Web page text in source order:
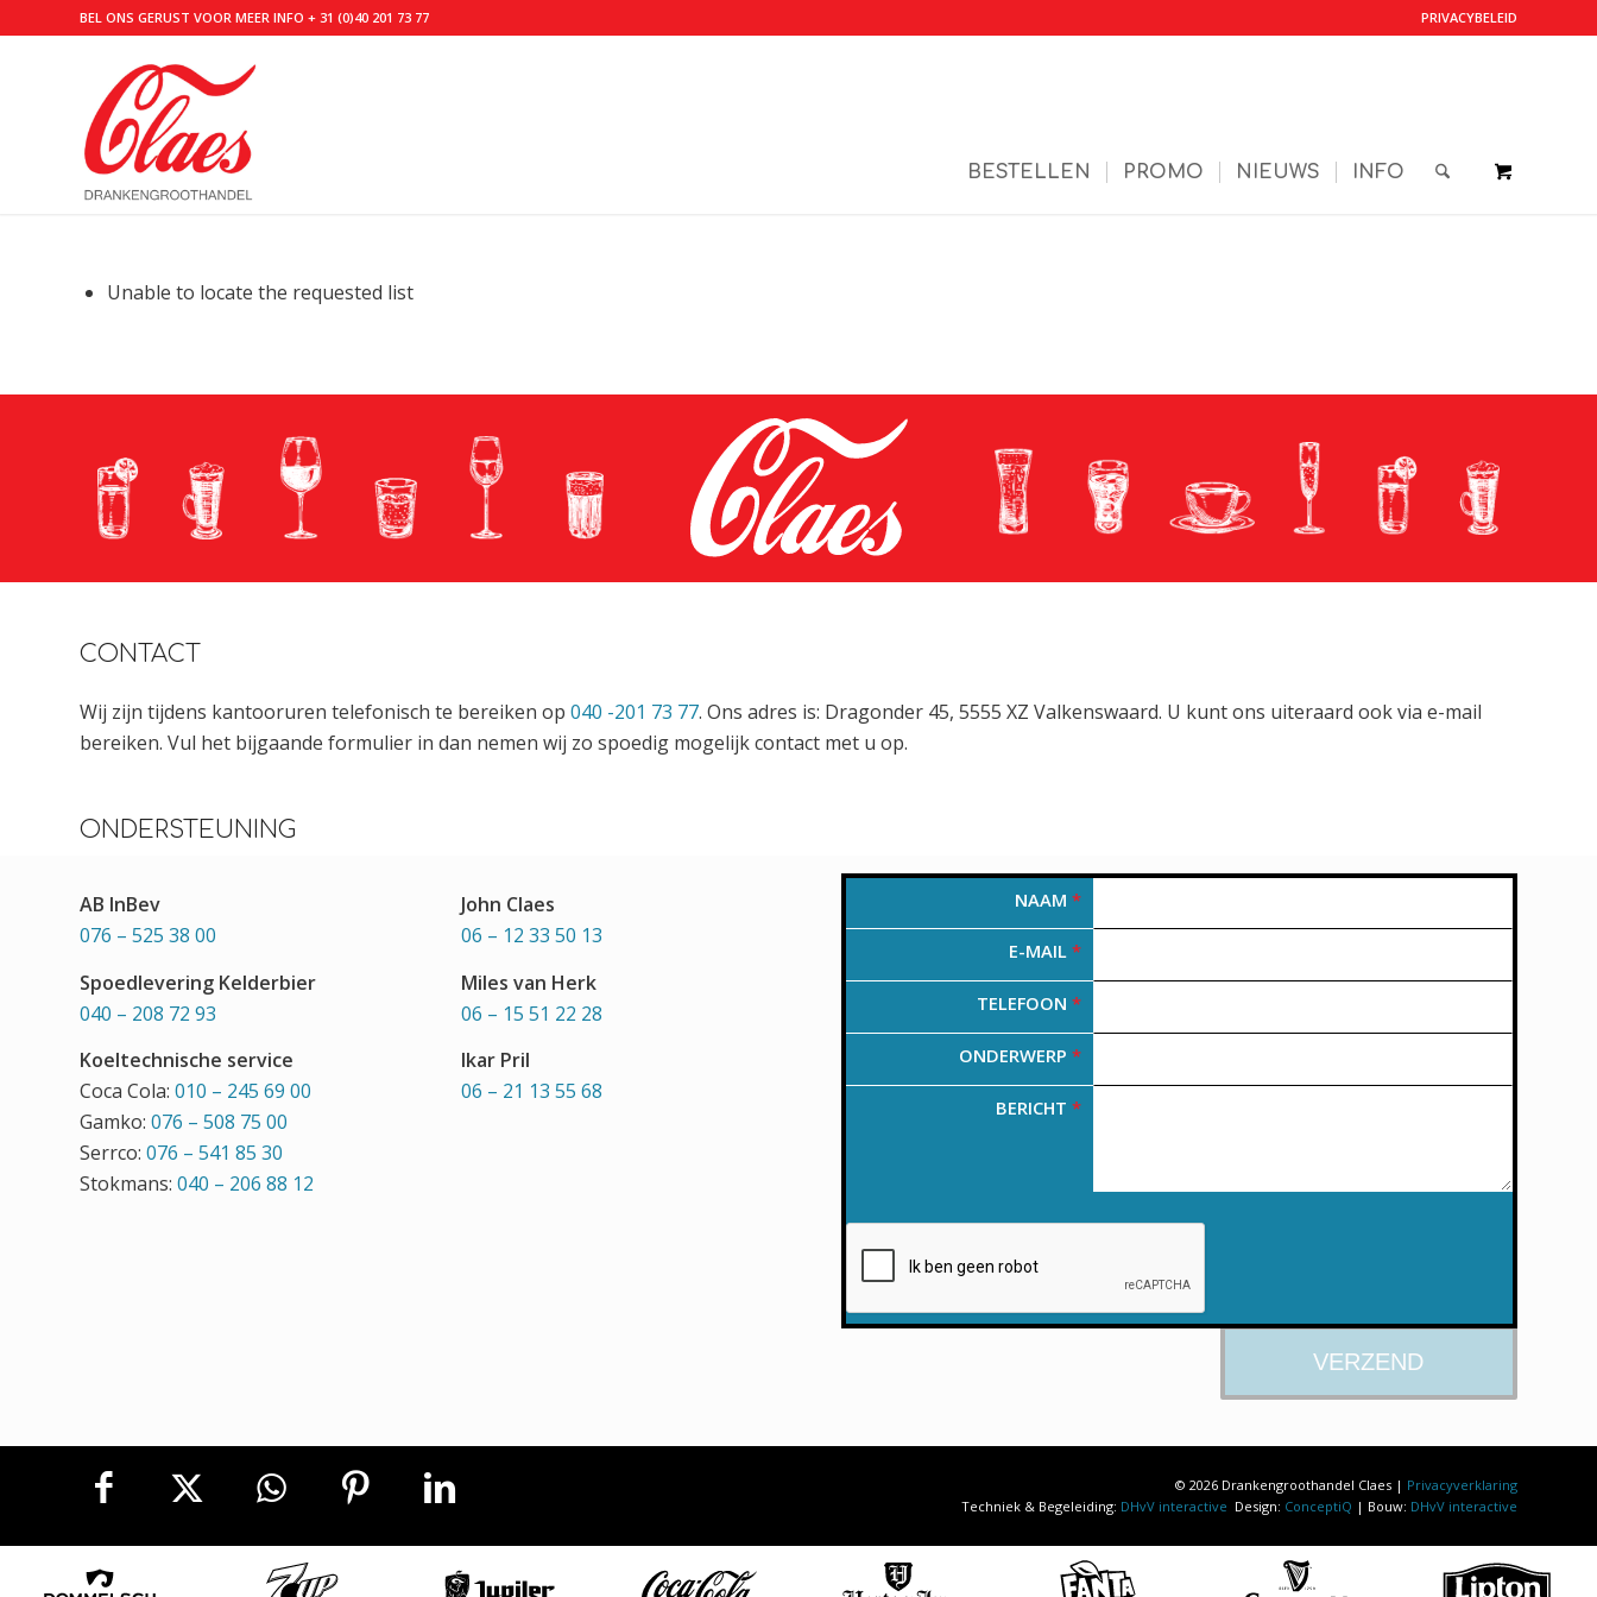
PRIVACYBELEID
BEL ONS GERUST VOOR MEER INFO + 31 (0)40 201 73 77
BESTELLEN PROMO NIEUWS INFO
Unable to locate the requested list
CONTACT
Wij zijn tijdens kantooruren telefonisch te bereiken op 040 -201 73 77. Ons adres is: Dragonder 45, 5555 XZ Valkenswaard. U kunt ons uiteraard ook via e-mail
bereiken. Vul het bijgaande formulier in dan nemen wij zo spoedig mogelijk contact met u op.
ONDERSTEUNING
AB InBev
076 – 525 38 00
Spoedlevering Kelderbier
040 – 208 72 93
Koeltechnische service
Coca Cola: 010 – 245 69 00
Gamko: 076 – 508 75 00
Serrco: 076 – 541 85 30
Stokmans: 040 – 206 88 12
John Claes
06 – 12 33 50 13
Miles van Herk
06 – 15 51 22 28
Ikar Pril
06 – 21 13 55 68
NAAM *
E-MAIL *
TELEFOON *
ONDERWERP *
BERICHT *
© 2026 Drankengroothandel Claes | Privacyverklaring
Techniek & Begeleiding: DHvV interactive Design: ConceptiQ | Bouw: DHvV interactive